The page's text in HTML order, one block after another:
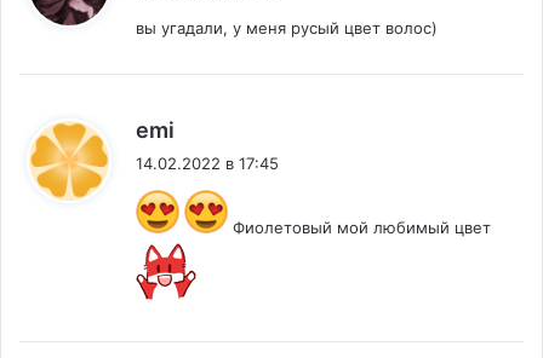
вы угадали, у меня русый цвет волос)
emi
14.02.2022 в 17:45
Фиолетовый мой любимый цвет